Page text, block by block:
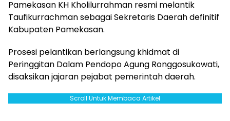
Pamekasan KH Kholilurrahman resmi melantik
Taufikurrachman sebagai Sekretaris Daerah definitif
Kabupaten Pamekasan.
Prosesi pelantikan berlangsung khidmat di
Peringgitan Dalam Pendopo Agung Ronggosukowati,
disaksikan jajaran pejabat pemerintah daerah.
Scroll Untuk Membaca Artikel